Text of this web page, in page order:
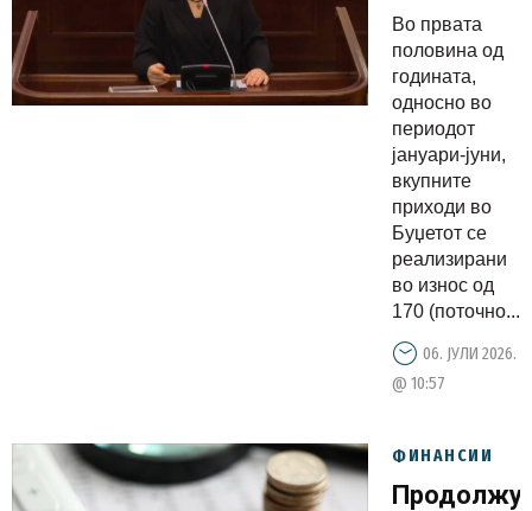
финансии
стабилни,
даночните
приходи
растат и
се
резултат
на
редовната
економска
активност
Во првата
половина од
годината,
односно во
периодот
јануари-јуни,
вкупните
приходи во
Буџетот се
реализирани
во износ од
170 (поточно...
06. ЈУЛИ 2026.
@ 10:57
ФИНАНСИИ